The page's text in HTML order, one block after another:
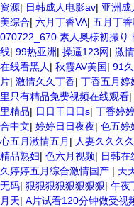
资源| 日韩成人电影av| 亚洲成
美综合| 六月丁香VA| 五月丁
070722_670 素人奥様初撮り
线| 99热亚洲| 操逼123网| 激
在线看黑人 | 秋霞AV美国| 91
片| 激情久久丁香| 丁香五月婷
里只有精品免费视频在线观看|
里精品| 日日干日日s| 丁香婷
合中文| 婷婷日日夜夜| 色五婷
心五月激情五月 | 人妻久久久
精品熟妇| 色六月视频| 日韩在
久婷婷五月综合激情国产 | 天
无码| 狠狠狠狠狠狠狠狠| 午夜
月天| A片试看120分钟做受视